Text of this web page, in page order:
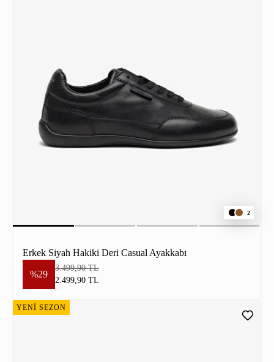
2
Erkek Siyah Hakiki Deri Casual Ayakkabı
%29
3.499,90 TL
2.499,90 TL
YENİ SEZON